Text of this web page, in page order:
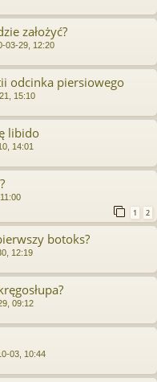
założyć?
03-29, 12:20
odcinka piersiowego
15:10
libido
14:01
1 2
botoks?
12:19
09:12
03, 10:44